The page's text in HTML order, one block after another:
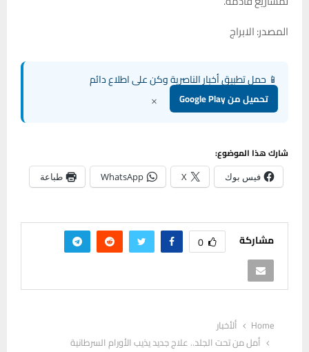
المصدر: الابراج
📱 حمل تطبيق أخبار الناصرية وكن على اطلاع دائم
تحميل من Google Play ×
شارك هذا الموضوع:
فيس بوك X
WhatsApp طباعة
مشاركة 0
Home
ألأخبار
أمل من تحت الجلد.. علاج جديد يذيب الأورام السرطانية